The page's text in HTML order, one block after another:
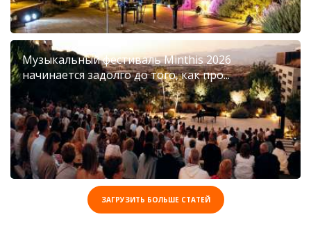
Музыкальный фестиваль Minthis 2026
начинается задолго до того, как про...
ЗАГРУЗИТЬ БОЛЬШЕ СТАТЕЙ